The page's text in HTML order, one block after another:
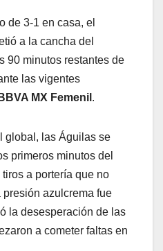
de 3-1 en casa, el
a la cancha del
90 minutos restantes de
las vigentes
MX Femenil .
global, las Águilas se
primeros minutos del
a portería que no
presión azulcrema fue
la desesperación de las
a cometer faltas en